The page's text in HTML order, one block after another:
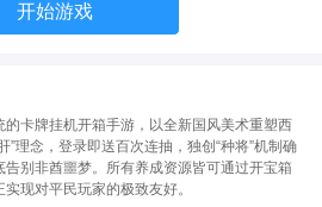
开始游戏
的卡牌挂机开箱手游，以全新国风美术重塑西
”理念，登录即送百次连抽，独创“种将”机制确
别非酋噩梦。所有养成资源皆可通过开宝箱
现对平民玩家的极致友好。